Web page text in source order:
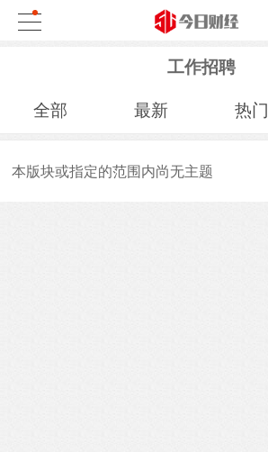
工作招聘
全部 最新 热门
本版块或指定的范围内尚无主题